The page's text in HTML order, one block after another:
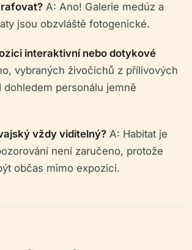
A: Ano! Galerie medúz a
jsou obzvláště fotogenické.
interaktivní nebo dotykové
vybraných živočichů z přílivových
dohledem personálu jemně
vždy viditelný? A: Habitat je
není zaručeno, protože
občas mimo expozici.